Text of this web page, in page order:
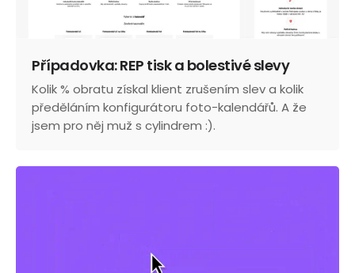
Případovka: REP tisk a bolestivé slevy
Kolik % obratu získal klient zrušením slev a kolik
předěláním konfigurátoru foto-kalendářů. A že
jsem pro něj muž s cylindrem :).